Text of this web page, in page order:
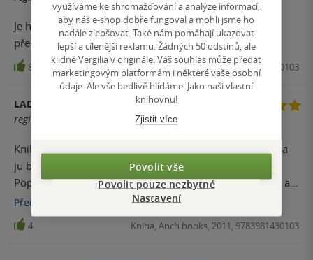
Je hlavně pro otevřené duše, dekuji autorovi. Je mi po
přečtení lehko a jsem pln očekávání....
8 Kniha, Anch books, 2011, 9783981430103
LADISLAV
registrovaný uživatel
Kniha ktorá otvorí oči možno nie jednému z nás. Netreba
ju brať ako modlu skôr ako iný pohľad iného človeka.
Poprípade pripustiť to že všetko v knihe je nereálne. Ale aj
keby.. myšlienky sú myslím viac než vhodné na zamyslenie
sa.
Přečíst
4 Kniha, Anch books, 2011, 9783981430103
využíváme ke shromažďování a analýze informací,
aby náš e-shop dobře fungoval a mohli jsme ho
nadále zlepšovat. Také nám pomáhají ukazovat
lepší a cílenější reklamu. Žádných 50 odstínů, ale
klidně Vergilia v originále. Váš souhlas může předat
marketingovým platformám i některé vaše osobní
údaje. Ale vše bedlivě hlídáme. Jako naši vlastní
knihovnu!
Zjistit více
Povolit vše
Povolit pouze nezbytné
Nastavení